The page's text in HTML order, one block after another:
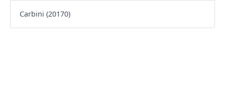
Carbini (20170)